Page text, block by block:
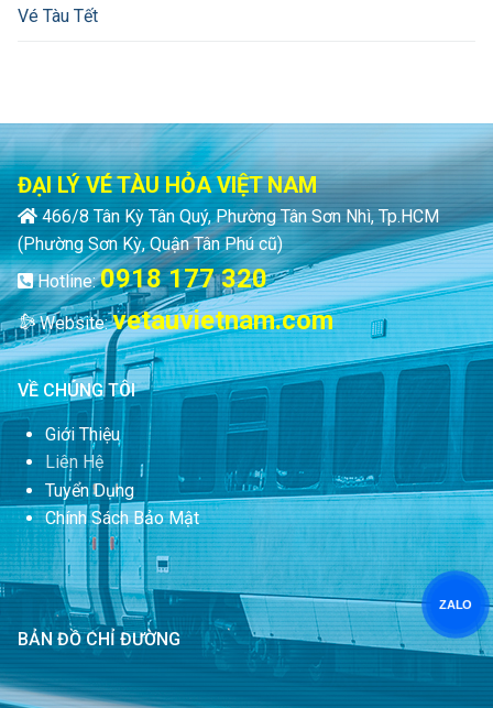
Vé Tàu Tết
ĐẠI LÝ VÉ TÀU HỎA VIỆT NAM
466/8 Tân Kỳ Tân Quý, Phường Tân Sơn Nhì, Tp.HCM
(Phường Sơn Kỳ, Quận Tân Phú cũ)
Hotline:0918 177 320
Website:vetauvietnam.com
VỀ CHÚNG TÔI
Giới Thiệu
Liên Hệ
Tuyển Dụng
Chính Sách Bảo Mật
BẢN ĐỒ CHỈ ĐƯỜNG
ZALO